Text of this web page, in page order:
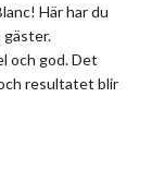
Här har du
gäster.
och god. Det
resultatet blir